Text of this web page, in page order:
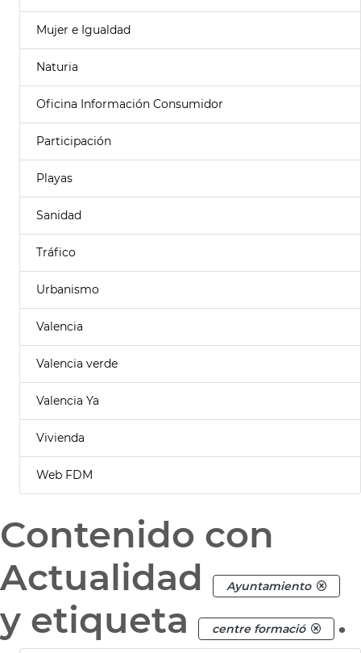
Mujer e Igualdad
Naturia
Oficina Información Consumidor
Participación
Playas
Sanidad
Tráfico
Urbanismo
Valencia
Valencia verde
Valencia Ya
Vivienda
Web FDM
Contenido con
Actualidad
Ayuntamiento
y etiqueta centre formació .